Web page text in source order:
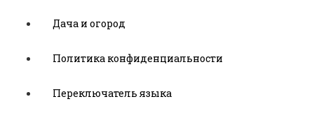
Дача и огород
Политика конфиденциальности
Переключатель языка